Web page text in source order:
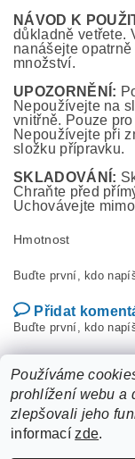
NÁVOD K
důkladně vetřete.
nanášejte
množství.
UPOZORNĚNÍ:
Nepoužívejte na
vnitřně. Pouze
Nepoužívejte při
složku přípravku.
SKLADOVÁNÍ:
Chraňte před
Uchovávejte
Hmotnost
Buďte první, kdo
Přidat
Buďte první, kdo
Používáme
prohlížení webu a
zlepšovali jeho
informacízde.